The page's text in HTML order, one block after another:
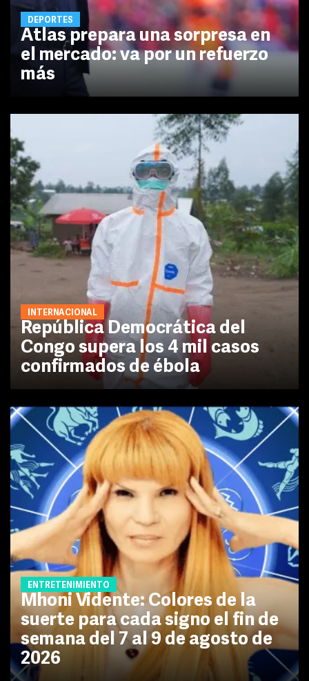
DEPORTES
Atlas prepara una sorpresa en
el mercado: va por un refuerzo
más
INTERNACIONAL
República Democrática del
Congo supera los 4 mil casos
confirmados de ébola
ENTRETENIMIENTO
Mhoni Vidente: Colores de la
suerte para cada signo el fin de
semana del 7 al 9 de agosto de
2026